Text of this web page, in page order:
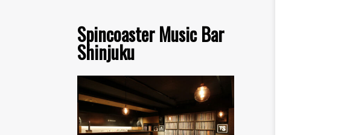
Spincoaster Music Bar
Shinjuku